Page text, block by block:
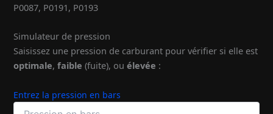
P0087, P0191, P0193
Simulateur de pression
Saisissez une pression de carburant pour vérifier si elle est
optimale,faible (fuite), ouélevée :
Entrez la pression en bars